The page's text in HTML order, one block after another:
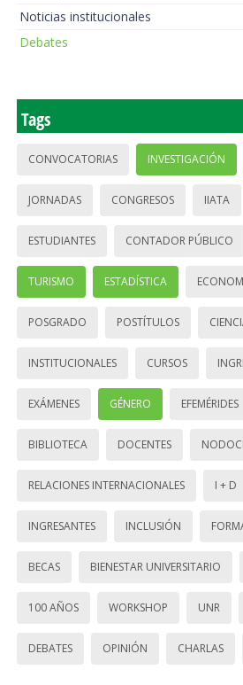
Noticias institucionales
Debates
Tags
CONVOCATORIAS INVESTIGACIÓN
JORNADAS CONGRESOS IIATA
ESTUDIANTES CONTADOR PÚBLICO
TURISMO ESTADÍSTICA
POSGRADO POSTÍTULOS
INSTITUCIONALES CURSOS
EXÁMENES GÉNERO EFEMÉRIDES
BIBLIOTECA DOCENTES
RELACIONES INTERNACIONALES I + D
INGRESANTES INCLUSIÓN
BECAS BIENESTAR UNIVERSITARIO
100 AÑOS WORKSHOP UNR
DEBATES OPINIÓN CHARLAS